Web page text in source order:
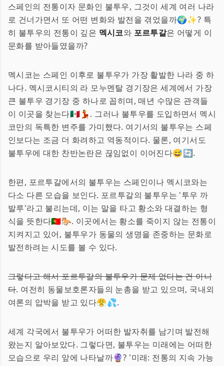
스페인의 전통이자 문화인 불투우, 그것이 세계 여러 나라
로 건너가면서 또 어떤 변화와 발전을 겪었을까🌍✨? 특
히 불투우의 전통이 깊은 멕시코와 포르투갈은 어떻게 이
문화를 받아들였을까?
멕시코는 스페인 이후로 불투우가 가장 활발한 나라 중 하
나다. 멕시코시티의 라 모누멘탈 경기장은 세계에서 가장
큰 불투우 경기장 중 하나로 꼽히며, 매년 수많은 관객들
이 이곳을 찾는다🇲🇽💃. 그러나 불투우를 도입하면서 멕시
코만의 독특한 변주를 가미했다. 여기서의 불투우는 스페
인보다는 조금 더 화려하고 역동적이다. 물론, 여기서도
불투우에 대한 찬반논란은 끊임없이 이어진다😅🔄.
한편, 포르투갈에서의 불투우는 스페인이나 멕시코와는
다소 다른 모습을 보인다. 포르투갈의 불투우는 '투우 까
발루'라고 불리는데, 이는 말을 타고 황소와 대결하는 형
식을 뜻한다🇵🇹🐎. 이곳에서는 황소를 죽이지 않는 전통이
지켜지고 있어, 불투우가 동물의 생명을 존중하는 문화로
발전하려는 시도를 볼 수 있다.
그렇다고 해서 포르투갈의 불투우가 문제 없다는 건 아니
다. 여전히 동물보호론자들의 눈총을 받고 있으며, 국내외
여론의 압박을 받고 있다😤💦.
세계 각국에서 불투우가 어떠한 발자취를 남기며 발전해
왔는지 알아보았다. 그렇다면, 불투우는 미래에는 어떠한
모습으로 우리 앞에 나타날까🔮? '미래: 전통의 지속 가능